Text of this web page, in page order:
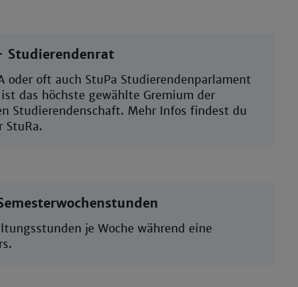
Studierendenrat
oder oft auch StuPa Studierendenparlament
das höchste gewählte Gremium der
Studierendenschaft. Mehr Infos findest du
StuRa.
je Woche während eine